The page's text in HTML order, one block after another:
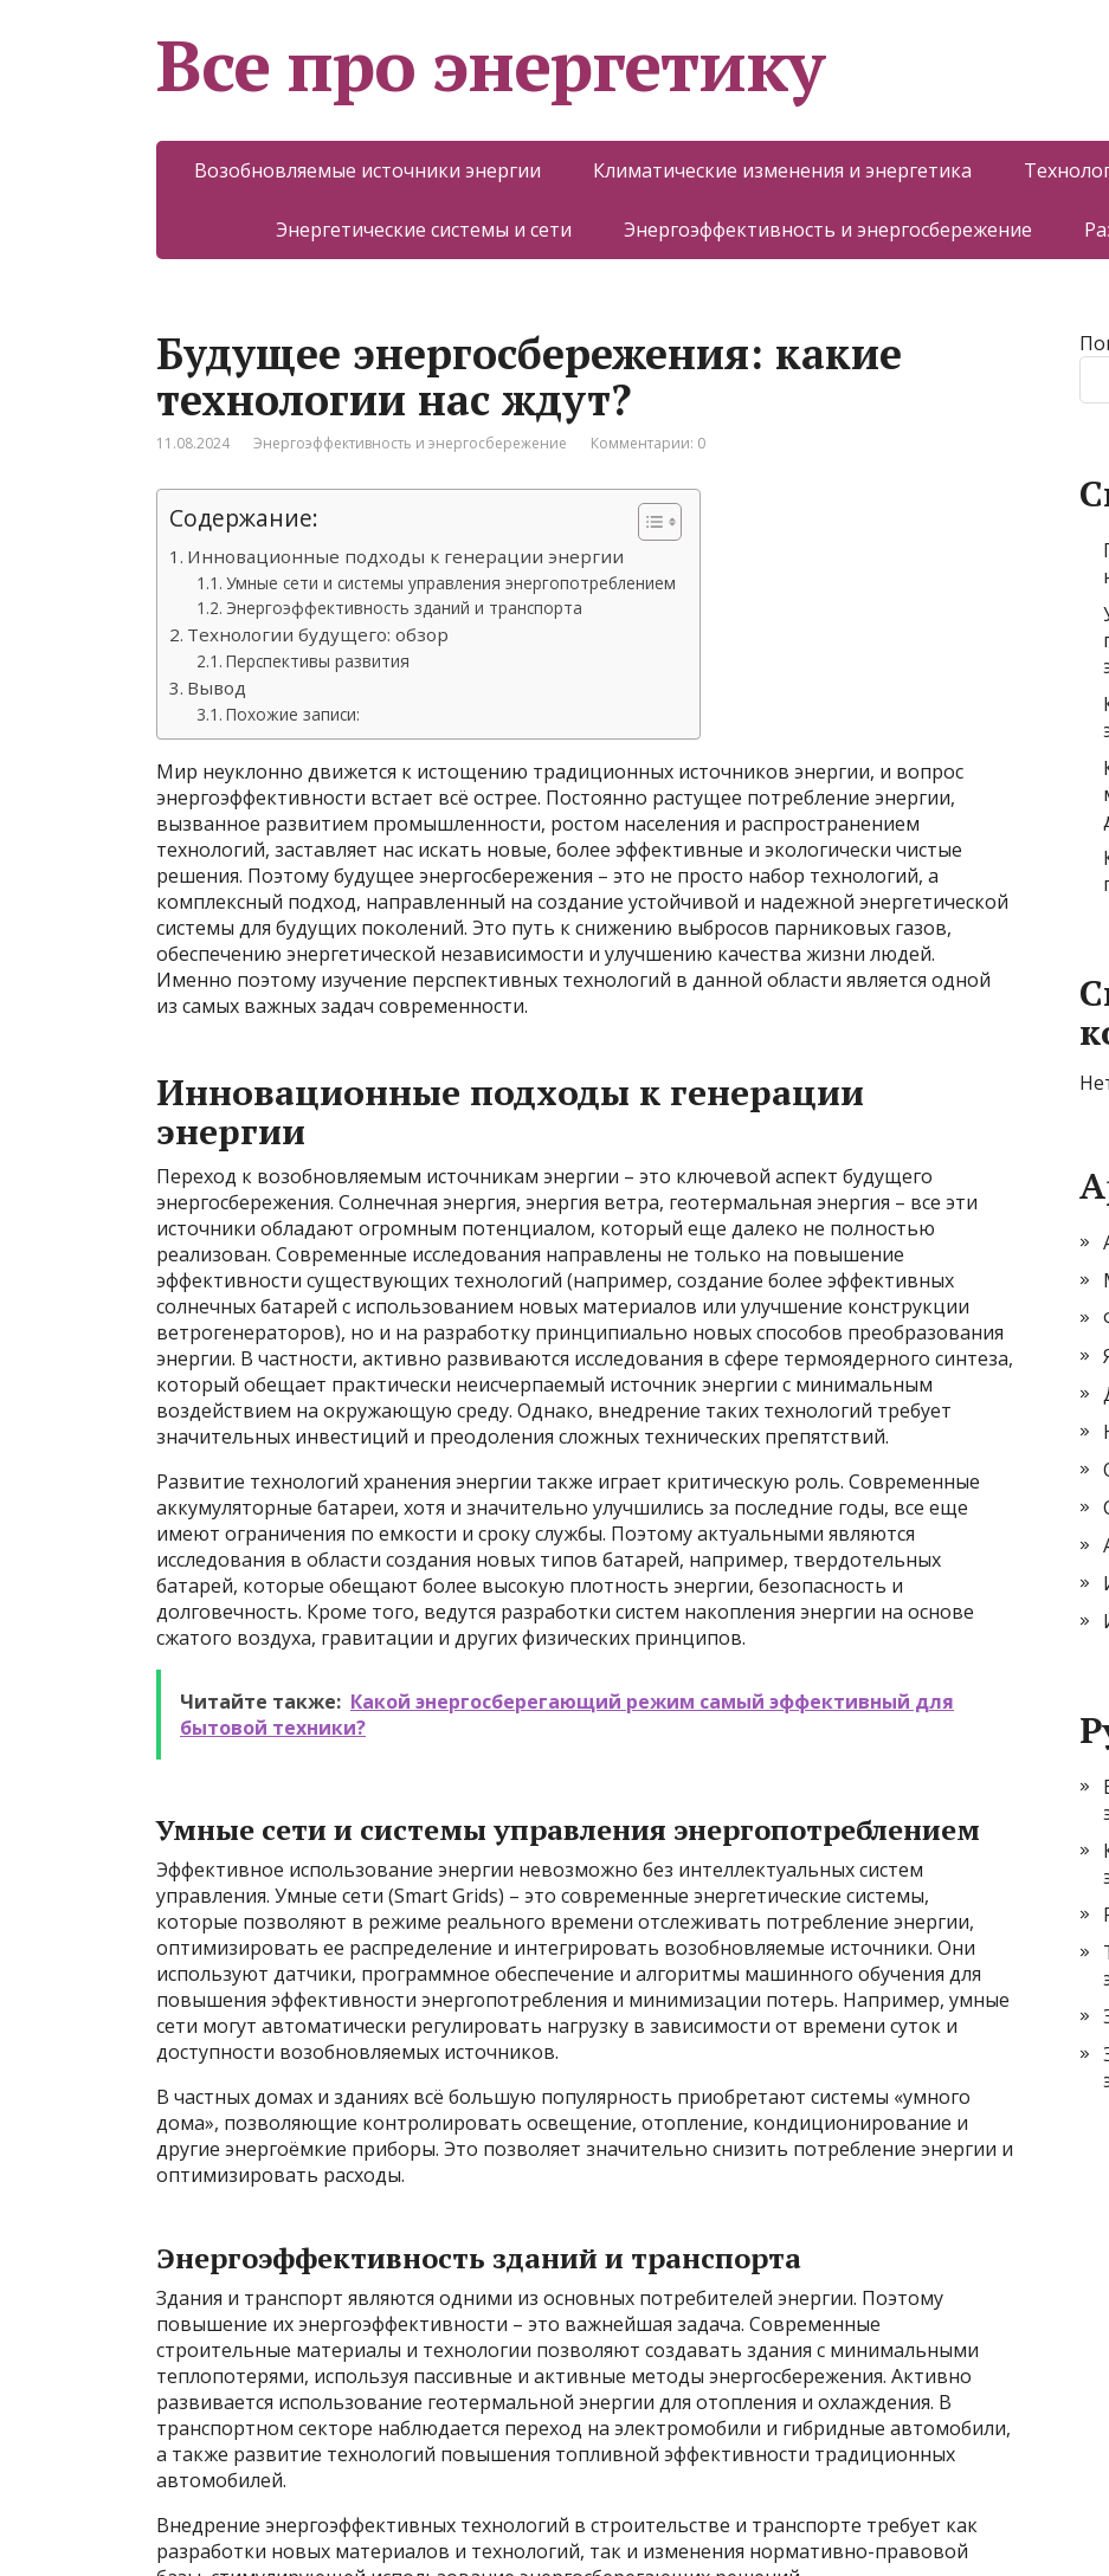
Все про энергетику
Возобновляемые источники энергии Климатические изменения и энергетика
Энергетические системы и сети Энергоэффективность и энергосбережение
Будущее энергосбережения: какие
технологии нас ждут?
11.08.2024 Энергоэффективность и энергосбережение Комментарии: 0
Содержание:
Инновационные подходы к генерации энергии
Умные сети и системы управления энергопотреблением
Энергоэффективность зданий и транспорта
Технологии будущего: обзор
Перспективы развития
Вывод
Похожие записи:
Мир неуклонно движется к истощению традиционных источников энергии, и вопрос
энергоэффективности встает всё острее. Постоянно растущее потребление энергии,
вызванное развитием промышленности, ростом населения и распространением
технологий, заставляет нас искать новые, более эффективные и экологически чистые
решения. Поэтому будущее энергосбережения – это не просто набор технологий, а
комплексный подход, направленный на создание устойчивой и надежной энергетической
системы для будущих поколений. Это путь к снижению выбросов парниковых газов,
обеспечению энергетической независимости и улучшению качества жизни людей.
Именно поэтому изучение перспективных технологий в данной области является одной
из самых важных задач современности.
Инновационные подходы к генерации
энергии
Переход к возобновляемым источникам энергии – это ключевой аспект будущего
энергосбережения. Солнечная энергия, энергия ветра, геотермальная энергия – все эти
источники обладают огромным потенциалом, который еще далеко не полностью
реализован. Современные исследования направлены не только на повышение
эффективности существующих технологий (например, создание более эффективных
солнечных батарей с использованием новых материалов или улучшение конструкции
ветрогенераторов), но и на разработку принципиально новых способов преобразования
энергии. В частности, активно развиваются исследования в сфере термоядерного синтеза,
который обещает практически неисчерпаемый источник энергии с минимальным
воздействием на окружающую среду. Однако, внедрение таких технологий требует
значительных инвестиций и преодоления сложных технических препятствий.
Развитие технологий хранения энергии также играет критическую роль. Современные
аккумуляторные батареи, хотя и значительно улучшились за последние годы, все еще
имеют ограничения по емкости и сроку службы. Поэтому актуальными являются
исследования в области создания новых типов батарей, например, твердотельных
батарей, которые обещают более высокую плотность энергии, безопасность и
долговечность. Кроме того, ведутся разработки систем накопления энергии на основе
сжатого воздуха, гравитации и других физических принципов.
Читайте также: Какой энергосберегающий режим самый эффективный для
бытовой техники?
Умные сети и системы управления энергопотреблением
Эффективное использование энергии невозможно без интеллектуальных систем
управления. Умные сети (Smart Grids) – это современные энергетические системы,
которые позволяют в режиме реального времени отслеживать потребление энергии,
оптимизировать ее распределение и интегрировать возобновляемые источники. Они
используют датчики, программное обеспечение и алгоритмы машинного обучения для
повышения эффективности энергопотребления и минимизации потерь. Например, умные
сети могут автоматически регулировать нагрузку в зависимости от времени суток и
доступности возобновляемых источников.
В частных домах и зданиях всё большую популярность приобретают системы «умного
дома», позволяющие контролировать освещение, отопление, кондиционирование и
другие энергоёмкие приборы. Это позволяет значительно снизить потребление энергии и
оптимизировать расходы.
Энергоэффективность зданий и транспорта
Здания и транспорт являются одними из основных потребителей энергии. Поэтому
повышение их энергоэффективности – это важнейшая задача. Современные
строительные материалы и технологии позволяют создавать здания с минимальными
теплопотерями, используя пассивные и активные методы энергосбережения. Активно
развивается использование геотермальной энергии для отопления и охлаждения. В
транспортном секторе наблюдается переход на электромобили и гибридные автомобили,
а также развитие технологий повышения топливной эффективности традиционных
автомобилей.
Внедрение энергоэффективных технологий в строительстве и транспорте требует как
разработки новых материалов и технологий, так и изменения нормативно-правовой